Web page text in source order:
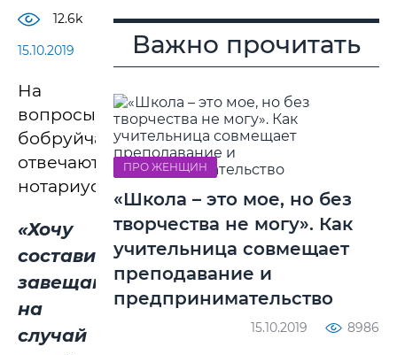
12.6k
15.10.2019
На
вопросы
бобруйчан
отвечают
нотариусы.
«Хочу
составить
завещание
на
случай
Важно прочитать
ПРО ЖЕНЩИН
«Школа – это мое, но без
творчества не могу». Как
учительница совмещает
преподавание и
предпринимательство
15.10.2019 8986